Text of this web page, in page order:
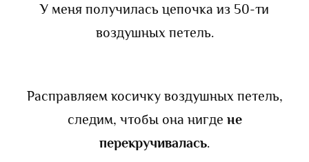
У меня получилась цепочка из 50-ти
воздушных петель.
Расправляем косичку воздушных петель,
следим, чтобы она нигде не
перекручивалась.